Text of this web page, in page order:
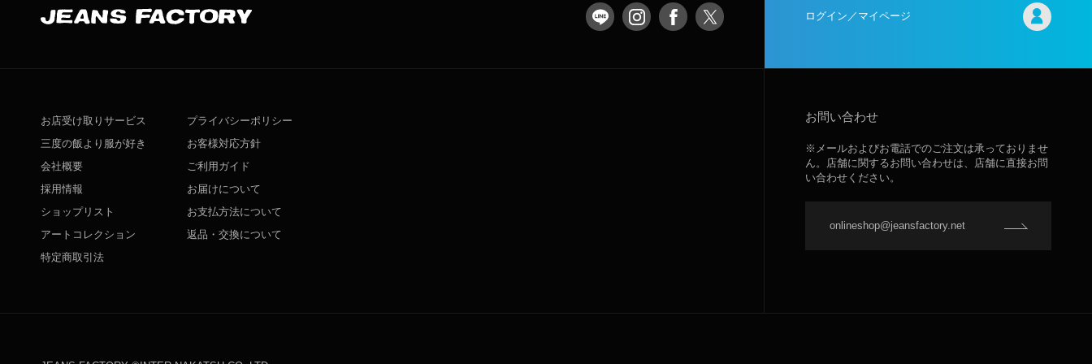
ログイン／マイページ
お店受け取りサービス
三度の飯より服が好き
会社概要
採用情報
ショップリスト
アートコレクション
特定商取引法
プライバシーポリシー
お客様対応方針
ご利用ガイド
お届けについて
お支払方法について
返品・交換について
お問い合わせ
※メールおよびお電話でのご注文は承っておりませ
ん。店舗に関するお問い合わせは、店舗に直接お問
い合わせください。
onlineshop@jeansfactory.net